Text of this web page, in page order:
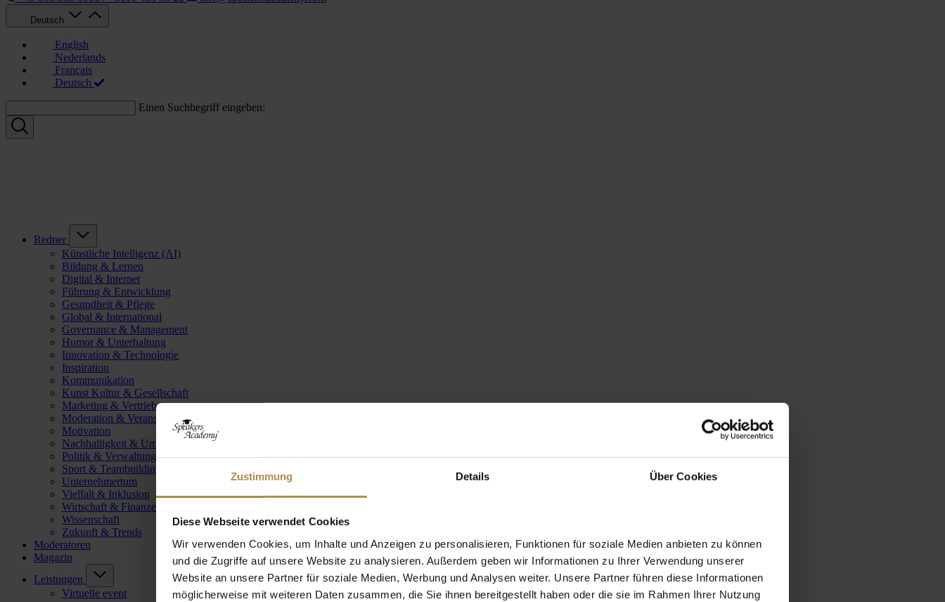
Zustimmung Details Über Cookies
Diese Webseite verwendet Cookies
Wir verwenden Cookies, um Inhalte und Anzeigen zu personalisieren, Funktionen für soziale Medien anbieten zu können
und die Zugriffe auf unsere Website zu analysieren. Außerdem geben wir Informationen zu Ihrer Verwendung unserer
Website an unsere Partner für soziale Medien, Werbung und Analysen weiter. Unsere Partner führen diese Informationen
möglicherweise mit weiteren Daten zusammen, die Sie ihnen bereitgestellt haben oder die sie im Rahmen Ihrer Nutzung
Deutsch
English
Nederlands
Français
Deutsch
Einen Suchbegriff eingeben:
Redner
Künstliche Intelligenz (AI)
Bildung & Lernen
Digital & Internet
Führung & Entwicklung
Gesundheit & Pflege
Global & International
Governance & Management
Humor & Unterhaltung
Innovation & Technologie
Inspiration
Kommunikation
Kunst Kultur & Gesellschaft
Marketing & Vertrieb
Moderation & Veranstaltungsleitung
Motivation
Nachhaltigkeit & Umwelt
Politik & Verwaltung
Sport & Teambuilding
Unternehmertum
Vielfalt & Inklusion
Wirtschaft & Finanzen
Wissenschaft
Zukunft & Trends
Moderatoren
Magazin
Leistungen
Virtuelle event